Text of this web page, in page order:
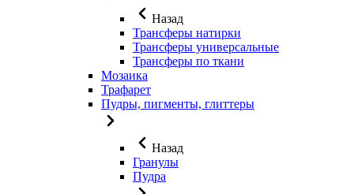
Назад
Трансферы натирки
Трансферы универсальные
Трансферы по ткани
Мозаика
Трафарет
Пудры, пигменты, глиттеры
Назад
Гранулы
Пудра